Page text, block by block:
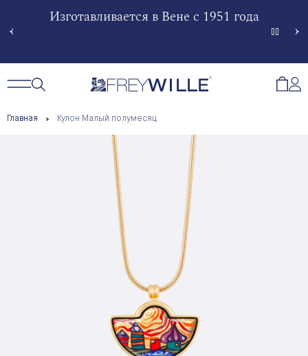
Изготавливается в Вене с 1951 года
Открыть / Закрыть навигацию
Открытый поиск
Главная Кулон Малый полумесяц